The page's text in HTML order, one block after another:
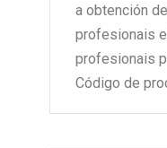
a obtención
profesionais
profesionais
Código de